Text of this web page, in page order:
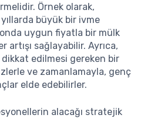
Örnek olarak,
büyük bir ivme
uygun fiyatla bir mülk
sağlayabilir. Ayrıca,
dikkat edilmesi gereken bir
ve zamanlamayla, genç
elde edebilirler.
alacağı stratejik